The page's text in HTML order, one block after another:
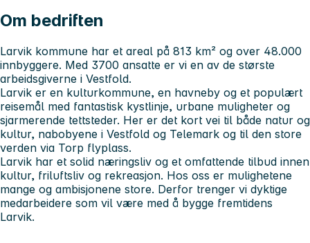
Om bedriften
Larvik kommune har et areal på 813 km² og over 48.000
innbyggere. Med 3700 ansatte er vi en av de største
arbeidsgiverne i Vestfold.
Larvik er en kulturkommune, en havneby og et populært
reisemål med fantastisk kystlinje, urbane muligheter og
sjarmerende tettsteder. Her er det kort vei til både natur og
kultur, nabobyene i Vestfold og Telemark og til den store
verden via Torp flyplass.
Larvik har et solid næringsliv og et omfattende tilbud innen
kultur, friluftsliv og rekreasjon. Hos oss er mulighetene
mange og ambisjonene store. Derfor trenger vi dyktige
medarbeidere som vil være med å bygge fremtidens
Larvik.